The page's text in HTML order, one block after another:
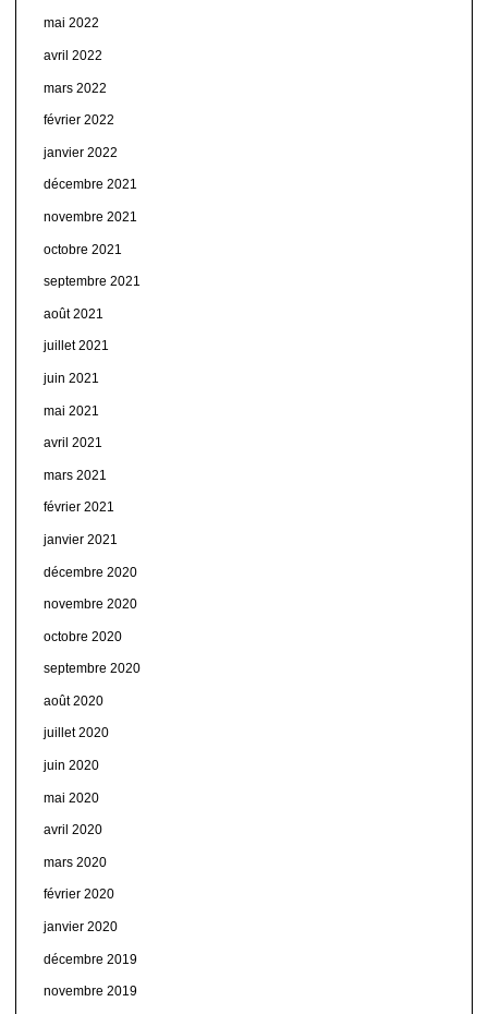
mai 2022
avril 2022
mars 2022
février 2022
janvier 2022
décembre 2021
novembre 2021
octobre 2021
septembre 2021
août 2021
juillet 2021
juin 2021
mai 2021
avril 2021
mars 2021
février 2021
janvier 2021
décembre 2020
novembre 2020
octobre 2020
septembre 2020
août 2020
juillet 2020
juin 2020
mai 2020
avril 2020
mars 2020
février 2020
janvier 2020
décembre 2019
novembre 2019